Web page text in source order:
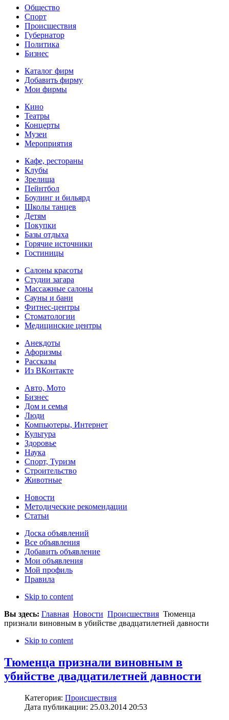
Общество
Спорт
Происшествия
Губернатор
Политика
Бизнес
Каталог фирм
Добавить фирму
Мои фирмы
Кино
Театры
Концерты
Музеи
Мероприятия
Кафе, рестораны
Клубы
Зрелища
Пейнтбол
Боулинг и бильярд
Школы танцев
Детям
Покупки
Базы отдыха
Горячие источники
Гостиницы
Салоны красоты
Студии загара
Массажные салоны
Сауны и бани
Фитнес-центры
Стоматологии
Медицинские центры
Анекдоты
Афоризмы
Рассказы
Из ВКонтакте
Авто, Мото
Бизнес
Дом и семья
Люди
Компьютеры, Интернет
Культура
Здоровье
Наука
Спорт, Туризм
Строительство
Животные
Новости
Методические рекомендации
Статьи
Доска объявлений
Все объявления
Добавить объявление
Мои объявления
Мой профиль
Правила
Skip to content
Вы здесь: Главная Новости Происшествия Тюменца
признали виновным в убийстве двадцатилетней давности
Skip to content
Тюменца признали виновным в
убийстве двадцатилетней давности
Категория: Происшествия
Дата публикации: 25.03.2014 20:53